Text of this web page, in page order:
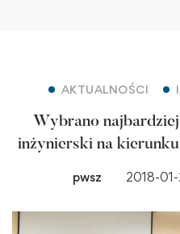
AKTUALNOŚCI
Wybrano
inżynierski na
pwsz 2018-